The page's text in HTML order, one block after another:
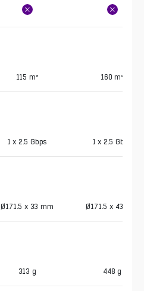
115 m² 160 m²
1 x 2.5 Gbps 1 x 2.5 Gbps
Ø171.5 x 33 mm Ø171.5 x 43 mm
313 g 448 g